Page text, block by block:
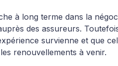
à long terme dans la
des assureurs.
survienne et que
renouvellements à venir.